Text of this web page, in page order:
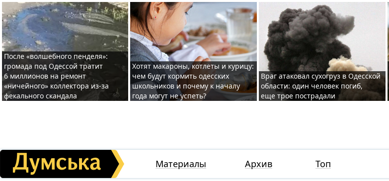
После «волшебного пенделя»:
громада под Одессой тратит
6 миллионов на ремонт
«ничейного» коллектора из-за
фекального скандала
Хотят макароны, котлеты и курицу:
чем будут кормить одесских
школьников и почему к началу
года могут не успеть?
Враг атаковал сухогруз в Одесской
области: один человек погиб,
еще трое пострадали
Материалы Архив Топ